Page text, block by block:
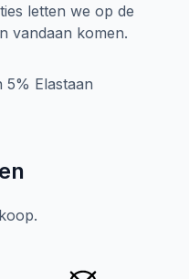
letten we op de
vandaan komen.
5% Elastaan